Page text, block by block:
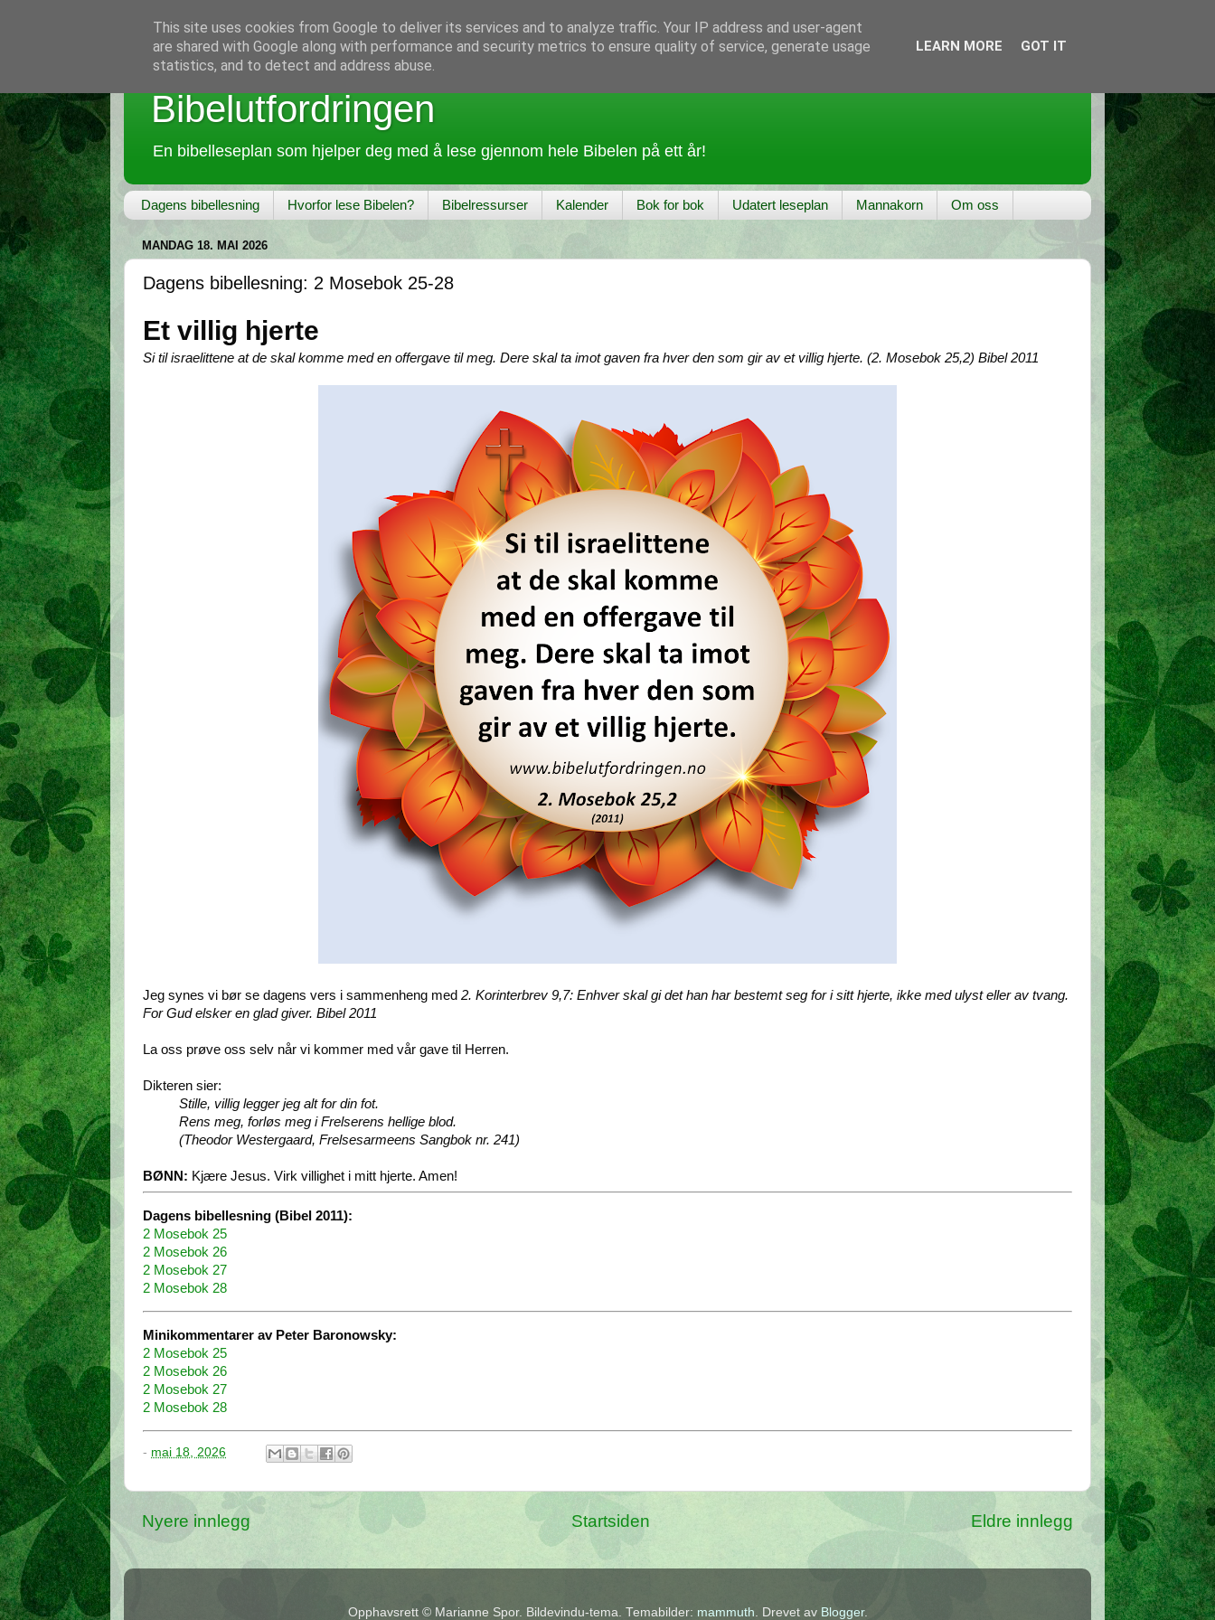
Bibelutfordringen
En bibelleseplan som hjelper deg med å lese gjennom hele Bibelen på ett år!
Dagens bibellesning Hvorfor lese Bibelen? Bibelressurser Kalender Bok for bok Udatert leseplan Mannakorn Om oss
MANDAG 18. MAI 2026
Dagens bibellesning: 2 Mosebok 25-28
Et villig hjerte
Si til israelittene at de skal komme med en offergave til meg. Dere skal ta imot gaven fra hver den som gir av et villig hjerte. (2. Mosebok 25,2) Bibel 2011
Jeg synes vi bør se dagens vers i sammenheng med 2. Korinterbrev 9,7: Enhver skal gi det han har bestemt seg for i sitt hjerte, ikke med ulyst eller av tvang.
For Gud elsker en glad giver. Bibel 2011
La oss prøve oss selv når vi kommer med vår gave til Herren.
Dikteren sier:
Stille, villig legger jeg alt for din fot.
Rens meg, forløs meg i Frelserens hellige blod.
(Theodor Westergaard, Frelsesarmeens Sangbok nr. 241)
BØNN: Kjære Jesus. Virk villighet i mitt hjerte. Amen!
Dagens bibellesning (Bibel 2011):
2 Mosebok 25
2 Mosebok 26
2 Mosebok 27
2 Mosebok 28
Minikommentarer av Peter Baronowsky:
2 Mosebok 25
2 Mosebok 26
2 Mosebok 27
2 Mosebok 28
- mai 18, 2026
Nyere innlegg Eldre innlegg
Startsiden
Opphavsrett © Marianne Spor. Bildevindu-tema. Temabilder: mammuth . Drevet av Blogger.
This site uses cookies from Google to deliver its services and to analyze traffic. Your IP address and user-agent
are shared with Google along with performance and security metrics to ensure quality of service, generate usage
statistics, and to detect and address abuse.
LEARN MORE GOT IT